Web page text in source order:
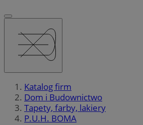
Katalog firm
Dom i Budownictwo
Tapety, farby, lakiery
P.U.H. BOMA